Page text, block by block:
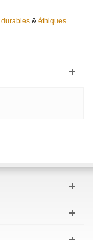
durables & éthiques.